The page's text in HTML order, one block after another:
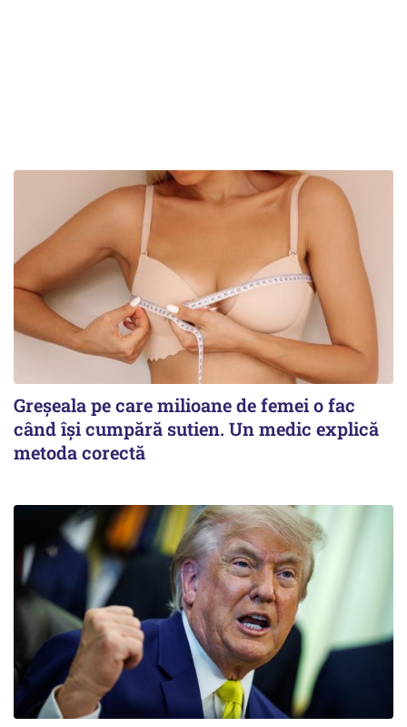
Greșeala pe care milioane de femei o fac
când își cumpără sutien. Un medic explică
metoda corectă